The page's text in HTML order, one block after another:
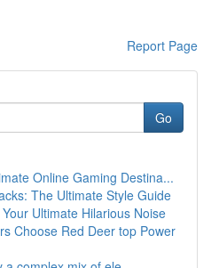
Report Page
Go
Online Gaming Destina...
The Ultimate Style Guide
Ultimate Hilarious Noise
Choose Red Deer top Power